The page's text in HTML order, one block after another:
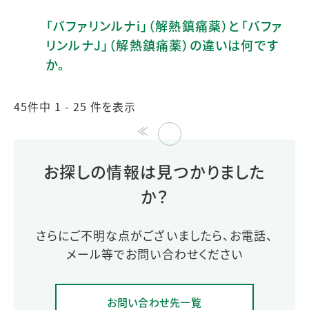
「バファリンルナi」（解熱鎮痛薬）と「バファ
リンルナJ」（解熱鎮痛薬）の違いは何です
か。
45件中 1 - 25 件を表示
≪
≫
お探しの情報は見つかりました
か？
さらにご不明な点がございましたら、お電話、
メール等でお問い合わせください
お問い合わせ先一覧